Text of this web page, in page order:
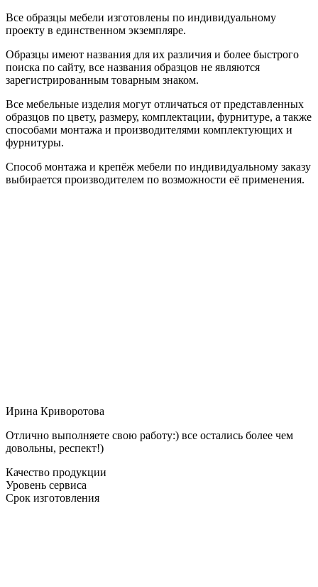
Все образцы мебели изготовлены по индивидуальному
проекту в единственном экземпляре.
Образцы имеют названия для их различия и более быстрого
поиска по сайту, все названия образцов не являются
зарегистрированным товарным знаком.
Все мебельные изделия могут отличаться от представленных
образцов по цвету, размеру, комплектации, фурнитуре, а также
способами монтажа и производителями комплектующих и
фурнитуры.
Способ монтажа и крепёж мебели по индивидуальному заказу
выбирается производителем по возможности её применения.
Ирина Криворотова
Отлично выполняете свою работу:) все остались более чем
довольны, респект!)
Качество продукции
Уровень сервиса
Срок изготовления